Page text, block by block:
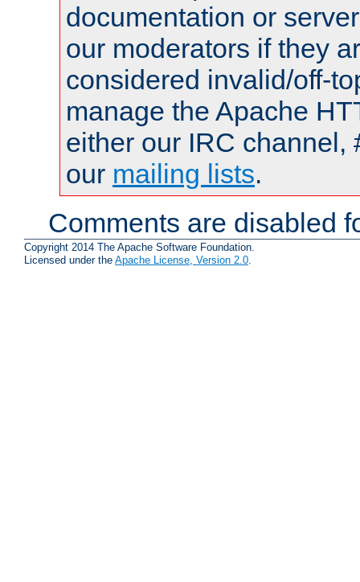
documentation or
our moderators if they
considered invalid/off-
manage the Apache
either our IRC channel,
our mailing lists.
Comments are disabled
Copyright 2014 The Apache Software Foundation.
Licensed under the Apache License, Version 2.0.